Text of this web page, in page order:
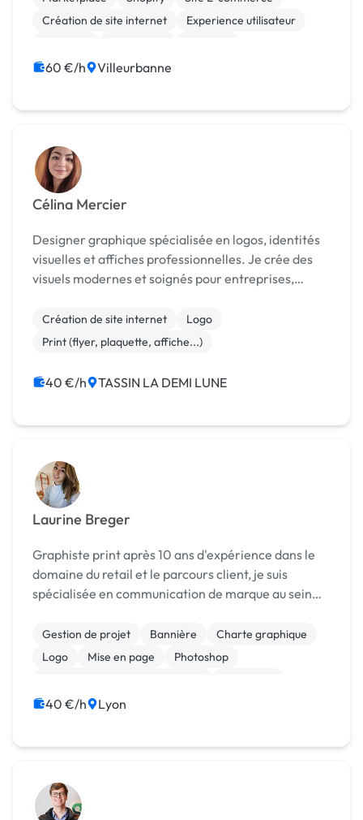
Création de site internet
Experience utilisateur
Audio, Video, Multimedia
60 €/h Villeurbanne
Célina Mercier
Designer graphique spécialisée en logos, identités
visuelles et affiches professionnelles. Je crée des
visuels modernes et soignés pour entreprises,
Création de site internet
Logo
Print (flyer, plaquette, affiche...)
40 €/h TASSIN LA DEMI LUNE
Laurine Breger
Graphiste print après 10 ans d'expérience dans le
domaine du retail et le parcours client, je suis
spécialisée en communication de marque au sein
pour la conception de vos logos, supports de
commu...
Gestion de projet Bannière
Charte graphique
Logo
Mise en page
Photoshop
Ressources humaines
40 €/h Lyon